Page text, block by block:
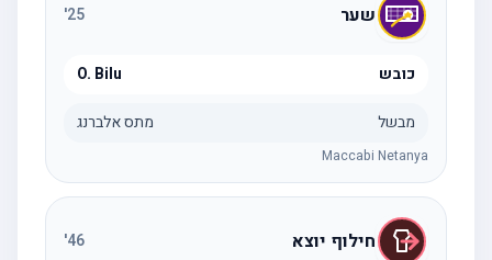
שער 25
'
כובש O. Bilu
מבשל מתס אלברנג
Maccabi Netanya
חילוף יוצא 46
'